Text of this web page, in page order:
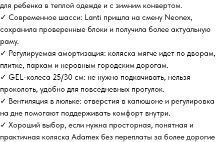
для ребенка в теплой одежде и с зимним конвертом.
✓ Современное шасси: Lanti пришла на смену Neonex,
сохранила проверенные блоки и получила более актуальную
раму.
✓ Регулируемая амортизация: коляска мягче идет по дворам,
плитке, паркам и неровным городским дорогам.
✓ GEL-колеса 25/30 см: не нужно подкачивать, нельзя
проколоть, удобно для повседневных прогулок.
✓ Вентиляция в люльке: отверстия в капюшоне и регулировка
на дне помогают поддерживать комфорт внутри.
✓ Хороший выбор, если нужна просторная, понятная и
практичная коляска Adamex без переплаты за более дорогие